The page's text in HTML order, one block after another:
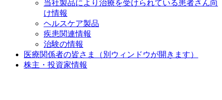
当社製品により治療を受けられている患者さん向
け情報
ヘルスケア製品
疾患関連情報
治験の情報
医療関係者の皆さま
（別ウィンドウが開きます）
株主・投資家情報